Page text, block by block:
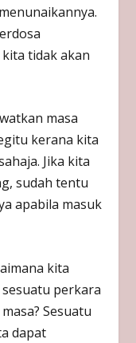
tidak akan
masa
kerana kita
Jika kita
sudah tentu
apabila masuk
kita
perkara
Sesuatu
dapat